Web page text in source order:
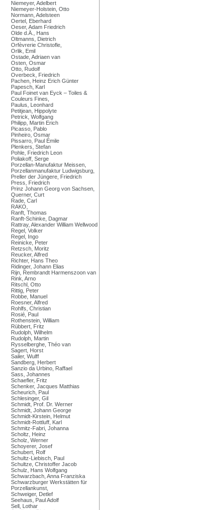
Niemeyer, Adelbert
Niemeyer-Holstein, Otto
Normann, Adelsteen
Oertel, Eberhard
Oeser, Adam Friedrich
Olde d.Ä., Hans
Oltmanns, Dietrich
Orfèvrerie Christofle,
Orlik, Emil
Ostade, Adriaen van
Osten, Osmar
Otto, Rudolf
Overbeck, Friedrich
Pachen, Heinz Erich Günter
Papesch, Karl
Paul Foinet van Eyck – Toiles &
Couleurs Fines,
Paulus, Leonhard
Petitjean, Hippolyte
Petrick, Wolfgang
Philipp, Martin Erich
Picasso, Pablo
Pinheiro, Osmar
Pissarro, Paul Émile
Plenkers, Stefan
Pohle, Friedrich Leon
Poliakoff, Serge
Porzellan-Manufaktur Meissen,
Porzellanmanufaktur Ludwigsburg,
Preller der Jüngere, Friedrich
Press, Friedrich
Prinz Johann Georg von Sachsen,
Querner, Curt
Rade, Carl
RAKO,
Ranft, Thomas
Ranft-Schinke, Dagmar
Rattray, Alexander William Wellwood
Regel, Volker
Regel, Ingo
Reinicke, Peter
Retzsch, Moritz
Reucker, Alfred
Richter, Hans Theo
Ridinger, Johann Elias
Rijn, Rembrandt Harmenszoon van
Rink, Arno
Ritschl, Otto
Rittig, Peter
Robbe, Manuel
Roesner, Alfred
Rohlfs, Christian
Rosié, Paul
Rothenstein, William
Rübbert, Fritz
Rudolph, Wilhelm
Rudolph, Martin
Rysselberghe, Théo van
Sagert, Horst
Sailer, Wulff
Sandberg, Herbert
Sanzio da Urbino, Raffael
Sass, Johannes
Schaefler, Fritz
Schenker, Jacques Matthias
Scheurich, Paul
Schlesinger, Gil
Schmidt, Prof. Dr. Werner
Schmidt, Johann George
Schmidt-Kirstein, Helmut
Schmidt-Rottluff, Karl
Schmitz-Fabri, Johanna
Scholtz, Heinz
Scholz, Werner
Schoyerer, Josef
Schubert, Rolf
Schultz-Liebisch, Paul
Schultze, Christoffer Jacob
Schulz, Hans Wolfgang
Schwarzbach, Anna Franziska
Schwarzburger Werkstätten für
Porzellankunst,
Schweiger, Detlef
Seehaus, Paul Adolf
Sell, Lothar